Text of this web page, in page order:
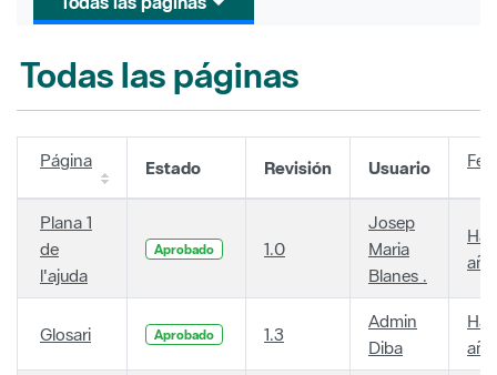
Todas las páginas
Página Estado Revisión Usuario
Plana 1
de
l'ajuda
Aprobado 1.0
Josep
Maria
Blanes .
Glosari Aprobado 1.3
Admin
Diba